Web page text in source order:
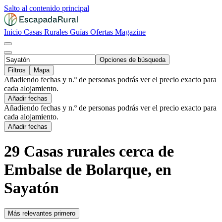
Salto al contenido principal
Inicio Casas Rurales Guías Ofertas Magazine
Opciones de búsqueda
Filtros
Mapa
Añadiendo fechas y n.º de personas podrás ver el precio exacto para
cada alojamiento.
Añadir fechas
Añadiendo fechas y n.º de personas podrás ver el precio exacto para
cada alojamiento.
Añadir fechas
29 Casas rurales cerca de
Embalse de Bolarque, en
Sayatón
Más relevantes primero